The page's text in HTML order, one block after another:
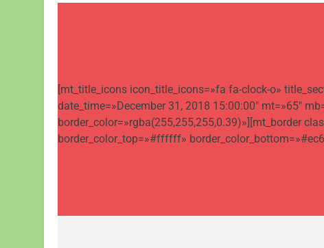
[mt_title_icons icon_title_icons=»fa fa-clock-o»
date_time=»December 31, 2018 15:00:00″ mt=»65″
border_color=»rgba(255,255,255,0.39)»][mt_border
border_color_top=»#ffffff»